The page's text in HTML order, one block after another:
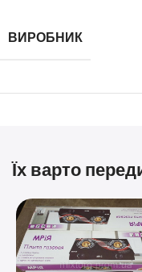
ВИРОБНИК
Їх варто